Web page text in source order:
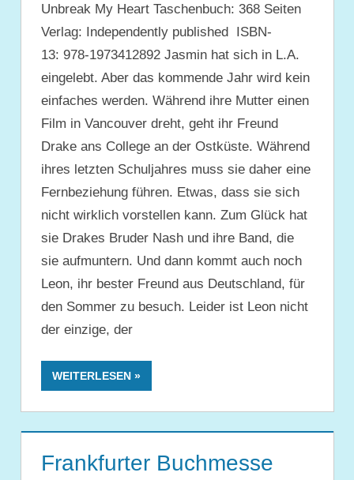
Unbreak My Heart Taschenbuch: 368 Seiten
Verlag: Independently published ISBN-
13: 978-1973412892 Jasmin hat sich in L.A.
eingelebt. Aber das kommende Jahr wird kein
einfaches werden. Während ihre Mutter einen
Film in Vancouver dreht, geht ihr Freund
Drake ans College an der Ostküste. Während
ihres letzten Schuljahres muss sie daher eine
Fernbeziehung führen. Etwas, dass sie sich
nicht wirklich vorstellen kann. Zum Glück hat
sie Drakes Bruder Nash und ihre Band, die
sie aufmuntern. Und dann kommt auch noch
Leon, ihr bester Freund aus Deutschland, für
den Sommer zu besuch. Leider ist Leon nicht
der einzige, der
WEITERLESEN
Frankfurter Buchmesse